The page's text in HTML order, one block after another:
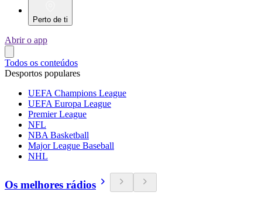
Perto de ti
Abrir o app
Todos os conteúdos
Desportos populares
UEFA Champions League
UEFA Europa League
Premier League
NFL
NBA Basketball
Major League Baseball
NHL
Os melhores rádios